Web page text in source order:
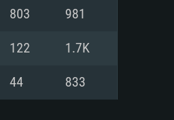
803 981
122 1.7K
44 833